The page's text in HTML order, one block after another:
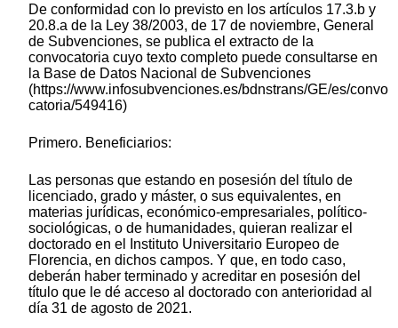
De conformidad con lo previsto en los artículos 17.3.b y
20.8.a de la Ley 38/2003, de 17 de noviembre, General
de Subvenciones, se publica el extracto de la
convocatoria cuyo texto completo puede consultarse en
la Base de Datos Nacional de Subvenciones
(https://www.infosubvenciones.es/bdnstrans/GE/es/convo
catoria/549416)
Primero. Beneficiarios:
Las personas que estando en posesión del título de
licenciado, grado y máster, o sus equivalentes, en
materias jurídicas, económico-empresariales, político-
sociológicas, o de humanidades, quieran realizar el
doctorado en el Instituto Universitario Europeo de
Florencia, en dichos campos. Y que, en todo caso,
deberán haber terminado y acreditar en posesión del
título que le dé acceso al doctorado con anterioridad al
día 31 de agosto de 2021.